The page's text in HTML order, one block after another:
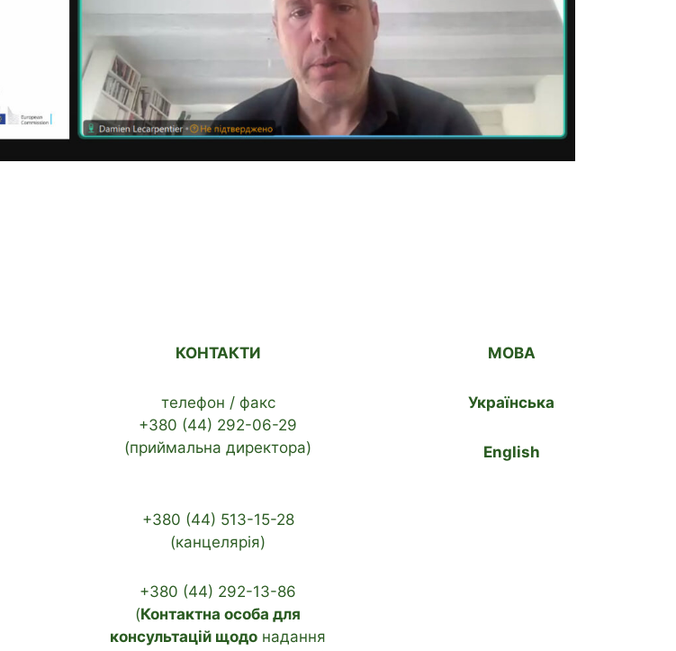
КОНТАКТИ
телефон / факс
+380 (44) 292-06-29
(приймальна директора)
+380 (44) 513-15-28
(канцелярія)
+380 (44) 292-13-86
(Контактна особа для
консультацій щодо надання
МОВА
Українська
English